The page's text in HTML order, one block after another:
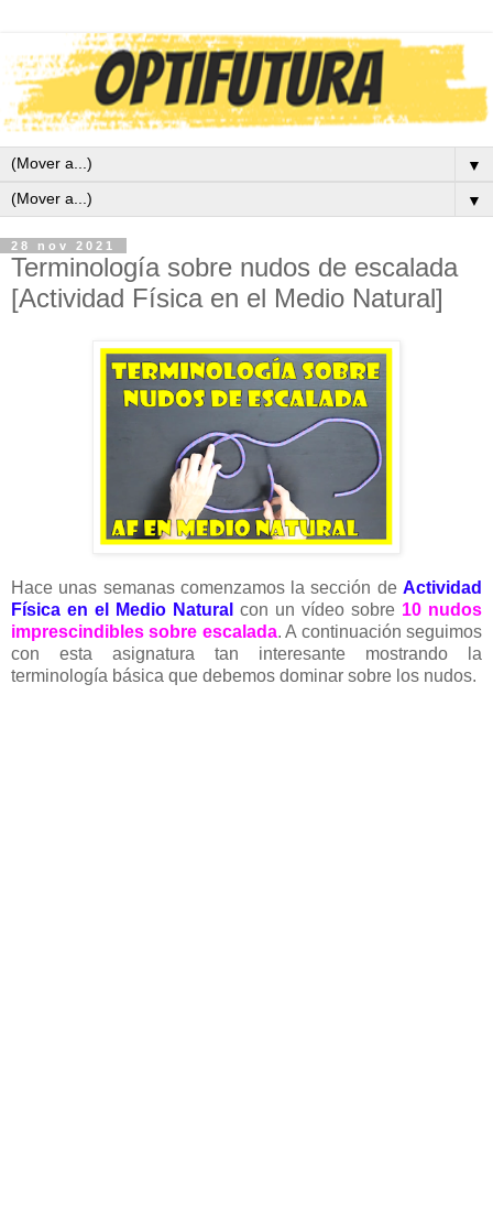
▼
▼
28 nov 2021
Terminología sobre nudos de escalada
[Actividad Física en el Medio Natural]
Hace unas semanas comenzamos la sección de Actividad
Física en el Medio Natural con un vídeo sobre 10 nudos
imprescindibles sobre escalada. A continuación seguimos
con esta asignatura tan interesante mostrando la
terminología básica que debemos dominar sobre los nudos.